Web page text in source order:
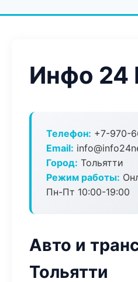
Инфо 24
Телефон: +7-970-
Email:
Город: Тольятти
Режим работы:
Пн-Пт 10:00-19:00
Авто и
Тольятти